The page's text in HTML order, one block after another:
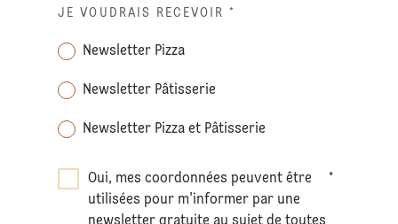
JE VOUDRAIS RECEVOIR *
Newsletter Pizza
Newsletter Pâtisserie
Newsletter Pizza et Pâtisserie
Oui, mes coordonnées peuvent être
utilisées pour m'informer par une
newsletter gratuite au sujet de toutes
*